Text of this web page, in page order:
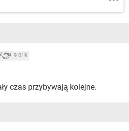
9 019
czas przybywają kolejne.